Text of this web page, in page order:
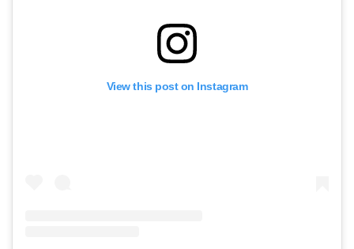
View this post on Instagram